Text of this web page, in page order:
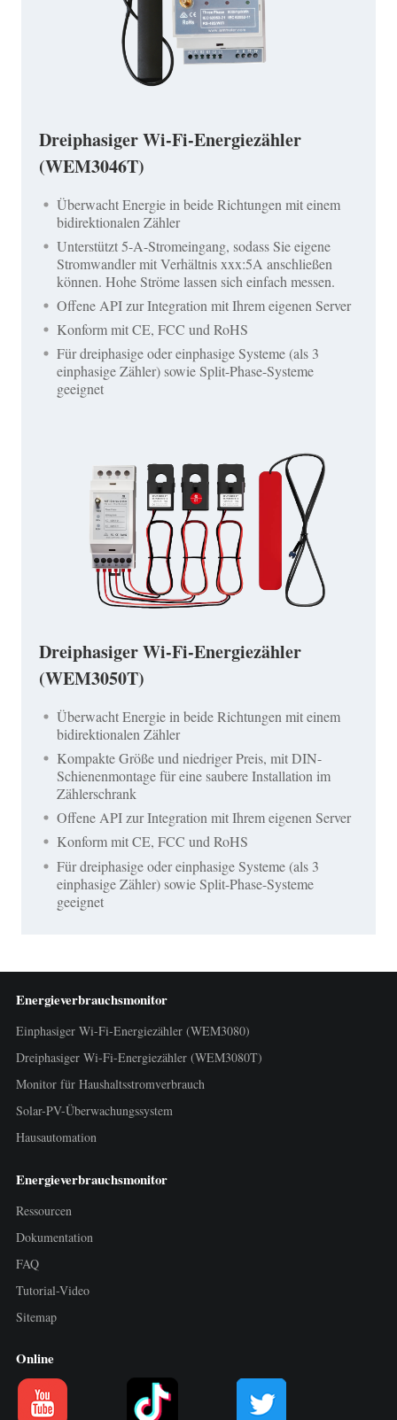
Dreiphasiger Wi-Fi-Energiezähler
(WEM3046T)
Überwacht Energie in beide Richtungen mit einem
bidirektionalen Zähler
Unterstützt 5-A-Stromeingang, sodass Sie eigene
Stromwandler mit Verhältnis xxx:5A anschließen
können. Hohe Ströme lassen sich einfach messen.
Offene API zur Integration mit Ihrem eigenen Server
Konform mit CE, FCC und RoHS
Für dreiphasige oder einphasige Systeme (als 3
einphasige Zähler) sowie Split-Phase-Systeme
geeignet
Dreiphasiger Wi-Fi-Energiezähler
(WEM3050T)
Überwacht Energie in beide Richtungen mit einem
bidirektionalen Zähler
Kompakte Größe und niedriger Preis, mit DIN-
Schienenmontage für eine saubere Installation im
Zählerschrank
Offene API zur Integration mit Ihrem eigenen Server
Konform mit CE, FCC und RoHS
Für dreiphasige oder einphasige Systeme (als 3
einphasige Zähler) sowie Split-Phase-Systeme
geeignet
Energieverbrauchsmonitor
Einphasiger Wi-Fi-Energiezähler (WEM3080)
Dreiphasiger Wi-Fi-Energiezähler (WEM3080T)
Monitor für Haushaltsstromverbrauch
Solar-PV-Überwachungssystem
Hausautomation
Energieverbrauchsmonitor
Ressourcen
Dokumentation
FAQ
Tutorial-Video
Sitemap
Online